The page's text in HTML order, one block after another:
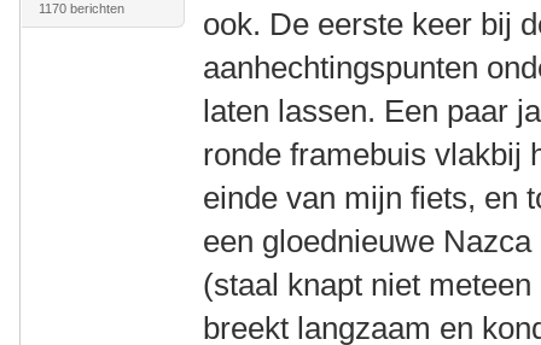
1170 berichten
ook. De eerste keer bij
aanhechtingspunten
laten lassen. Een paar
ronde framebuis vlakbij
einde van mijn fiets, en
een gloednieuwe
(staal knapt niet
breekt langzaam en